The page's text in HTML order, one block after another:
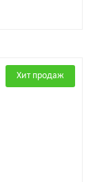
Хит продаж